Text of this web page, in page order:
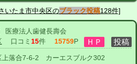
いたま市中央区のブラック投稿128件]
医療法人歯健長壽会
口コミ 15件 15759P
上落合7-6-2 カーエスブルク302